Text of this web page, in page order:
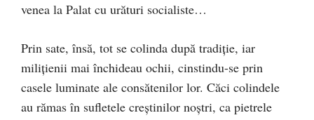
venea la Palat cu urături socialiste…
Prin sate, însă, tot se colinda după tradiţie, iar
miliţienii mai închideau ochii, cinstindu-se prin
casele luminate ale consătenilor lor. Căci colindele
au rămas în sufletele creştinilor noştri, ca pietrele